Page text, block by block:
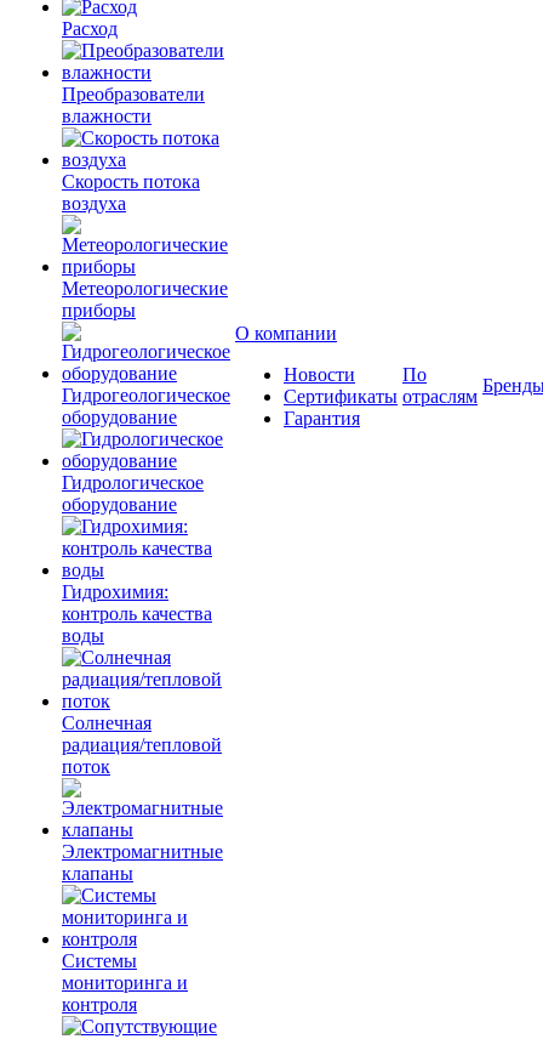
Расход
Преобразователи
влажности
Скорость потока
воздуха
Метеорологические
приборы
Гидрогеологическое
оборудование
Гидрологическое
оборудование
Гидрохимия:
контроль качества
воды
Солнечная
радиация/тепловой
поток
Электромагнитные
клапаны
Системы
мониторинга и
контроля
О компании
Новости
Сертификаты
Гарантия
По
отраслям